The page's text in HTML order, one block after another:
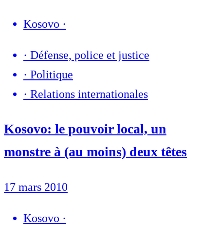
Kosovo ·
· Défense, police et justice
· Politique
· Relations internationales
Kosovo: le pouvoir local, un
monstre à (au moins) deux têtes
17 mars 2010
Kosovo ·